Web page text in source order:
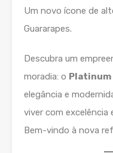
Um novo ícone de
Guararapes.
Descubra um
moradia: o Platinum
elegância e
viver com excelência
Bem-vindo à nova